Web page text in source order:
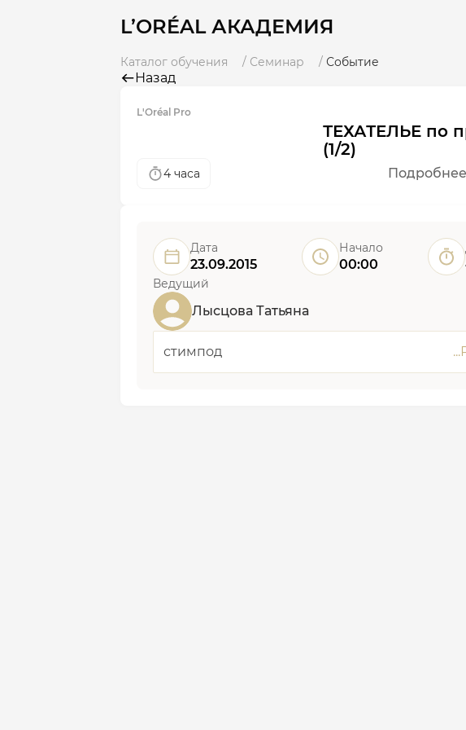
L’ORÉAL АКАДЕМИЯ
Каталог обучения Семинар Событие
Назад
L'Oréal Pro
ТЕХАТЕЛЬЕ по
(1/2)
4 часа
Дата
23.09.2015
Начало
00:00
Ведущий
Лысцова Татьяна
стимпод